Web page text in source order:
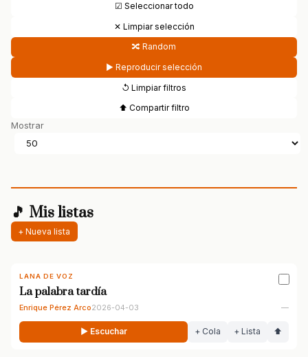
☑ Seleccionar todo
✕ Limpiar selección
🔀 Random
▶ Reproducir selección
↺ Limpiar filtros
⬆ Compartir filtro
Mostrar
🎵 Mis listas
+ Nueva lista
LANA DE VOZ
La palabra tardía
Enrique Pérez Arco2026-04-03 —
▶ Escuchar + Cola + Lista ⬆